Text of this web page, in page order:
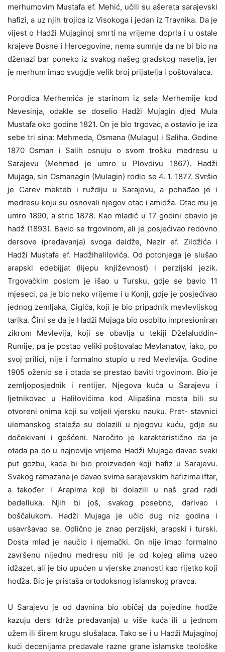
merhumovim Mustafa ef. Mehić, učili su ašereta sarajevski
hafizi, a uz njih trojica iz Visokoga i jedan iz Travnika. Da je
vijest o Hadži Mujaginoj smrti na vrijeme doprla i u ostale
krajeve Bosne i Hercegovine, nema sumnje da ne bi bio na
dženazi bar poneko iz svakog našeg gradskog naselja, jer
je merhum imao svugdje velik broj prijatelja i poštovalaca.
Porodica Merhemića je starinom iz sela Merhemije kod
Nevesinja, odakle se doselio Hadži Mujagin djed Mula
Mustafa oko godine 1821. On je bio trgovac, a ostavio je iza
sebe tri sina: Mehmeda, Osmana (Mulagu) i Saliha. Godine
1870 Osman i Salih osnuju o svom trošku medresu u
Sarajevu (Mehmed je umro u Plovdivu 1867). Hadži
Mujaga, sin Osmanagin (Mulagin) rodio se 4. 1. 1877. Svršio
je Carev mekteb i ruždiju u Sarajevu, a pohađao je i
medresu koju su osnovali njegov otac i amidža. Otac mu je
umro 1890, a stric 1878. Kao mladić u 17 godini obavio je
hadž (1893). Bavio se trgovinom, ali je posjećivao redovno
dersove (predavanja) svoga daidže, Nezir ef. Zildžića i
Hadži Mustafa ef. Hadžihalilovića. Od potonjega je slušao
arapski edebijjat (lijepu književnost) i perzijski jezik.
Trgovačkim poslom je išao u Tursku, gdje se bavio 11
mjeseci, pa je bio neko vrijeme i u Konji, gdje je posjećivao
jednog zemljaka, Cigića, koji je bio pripadnik mevlevijskog
tarika. Čini se da je Hadži Mujaga bio osobito impresioniran
zikrom Mevlevija, koji se obavlja u tekiji Dželaluddin-
Rumije, pa je postao veliki poštovalac Mevlanatov, iako, po
svoj prilici, nije i formalno stupio u red Mevlevija. Godine
1905 oženio se i otada se prestao baviti trgovinom. Bio je
zemljoposjednik i rentijer. Njegova kuća u Sarajevu i
ljetnikovac u Halilovićima kod Alipašina mosta bili su
otvoreni onima koji su voljeli vjersku nauku. Pret- stavnici
ulemanskog staleža su dolazili u njegovu kuću, gdje su
dočekivani i gošćeni. Naročito je karakteristično da je
otada pa do u najnovije vrijeme Hadži Mujaga davao svaki
put gozbu, kada bi bio proizveden koji hafiz u Sarajevu.
Svakog ramazana je davao svima sarajevskim hafizima iftar,
a također i Arapima koji bi dolazili u naš grad radi
bedelluka. Njih bi još, svakog posebno, darivao i
boščalukom. Hadži Mujaga je učio dug niz godina i
usavršavao se. Odlično je znao perzijski, arapski i turski.
Dosta mlad je naučio i njemački. On nije imao formalno
završenu nijednu medresu niti je od kojeg alima uzeo
idžazet, ali je bio upućen u vjerske znanosti kao rijetko koji
hodža. Bio je pristaša ortodoksnog islamskog pravca.
U Sarajevu je od davnina bio običaj da pojedine hodže
kazuju ders (drže predavanja) u više kuća ili u jednom
užem ili širem krugu slušalaca. Tako se i u Hadži Mujaginoj
kući decenijama predavale razne grane islamske teološke